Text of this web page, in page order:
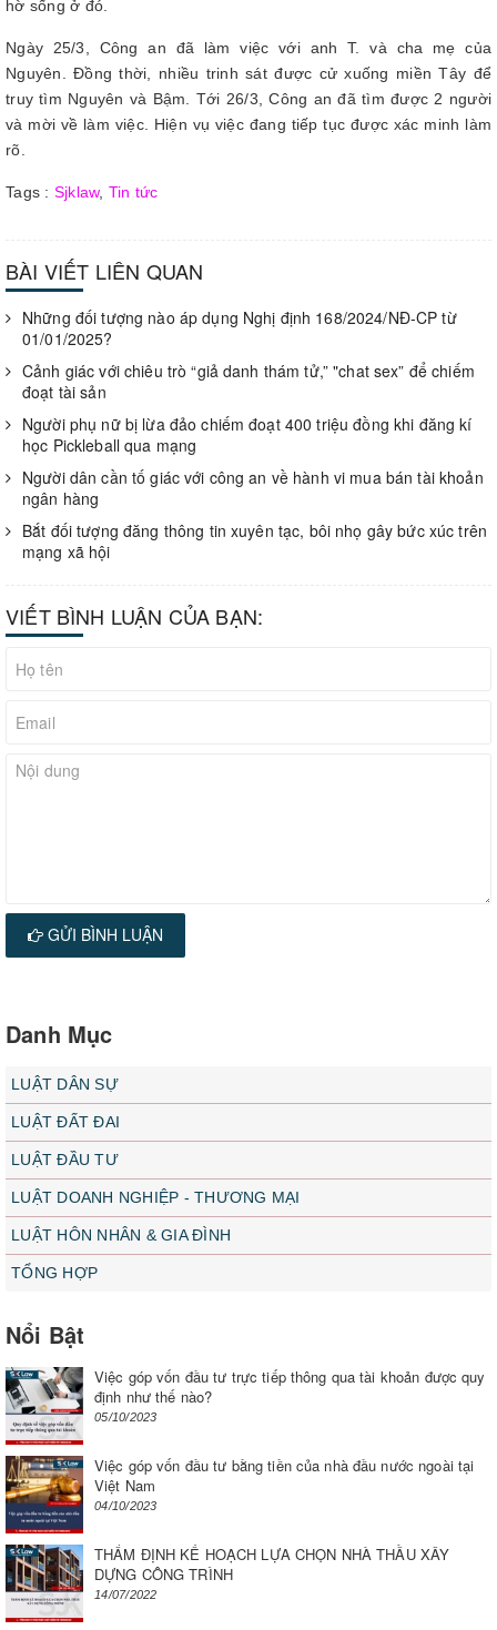
hờ sống ở đó.
Ngày 25/3, Công an đã làm việc với anh T. và cha mẹ của
Nguyên. Đồng thời, nhiều trinh sát được cử xuống miền Tây để
truy tìm Nguyên và Bậm. Tới 26/3, Công an đã tìm được 2 người
và mời về làm việc. Hiện vụ việc đang tiếp tục được xác minh làm
rõ.
Tags : Sjklaw, Tin tức
BÀI VIẾT LIÊN QUAN
Những đối tượng nào áp dụng Nghị định 168/2024/NĐ-CP từ
01/01/2025?
Cảnh giác với chiêu trò “giả danh thám tử,” "chat sex” để chiếm
đoạt tài sản
Người phụ nữ bị lừa đảo chiếm đoạt 400 triệu đồng khi đăng kí
học Pickleball qua mạng
Người dân cần tố giác với công an về hành vi mua bán tài khoản
ngân hàng
Bắt đối tượng đăng thông tin xuyên tạc, bôi nhọ gây bức xúc trên
mạng xã hội
VIẾT BÌNH LUẬN CỦA BẠN:
GỬI BÌNH LUẬN
Danh Mục
LUẬT DÂN SỰ
LUẬT ĐẤT ĐAI
LUẬT ĐẦU TƯ
LUẬT DOANH NGHIỆP - THƯƠNG MẠI
LUẬT HÔN NHÂN & GIA ĐÌNH
TỔNG HỢP
Nổi Bật
Việc góp vốn đầu tư trực tiếp thông qua tài khoản được quy
định như thế nào?
05/10/2023
Việc góp vốn đầu tư bằng tiền của nhà đầu nước ngoài tại
Việt Nam
04/10/2023
THẨM ĐỊNH KẾ HOẠCH LỰA CHỌN NHÀ THẦU XÂY
DỰNG CÔNG TRÌNH
14/07/2022